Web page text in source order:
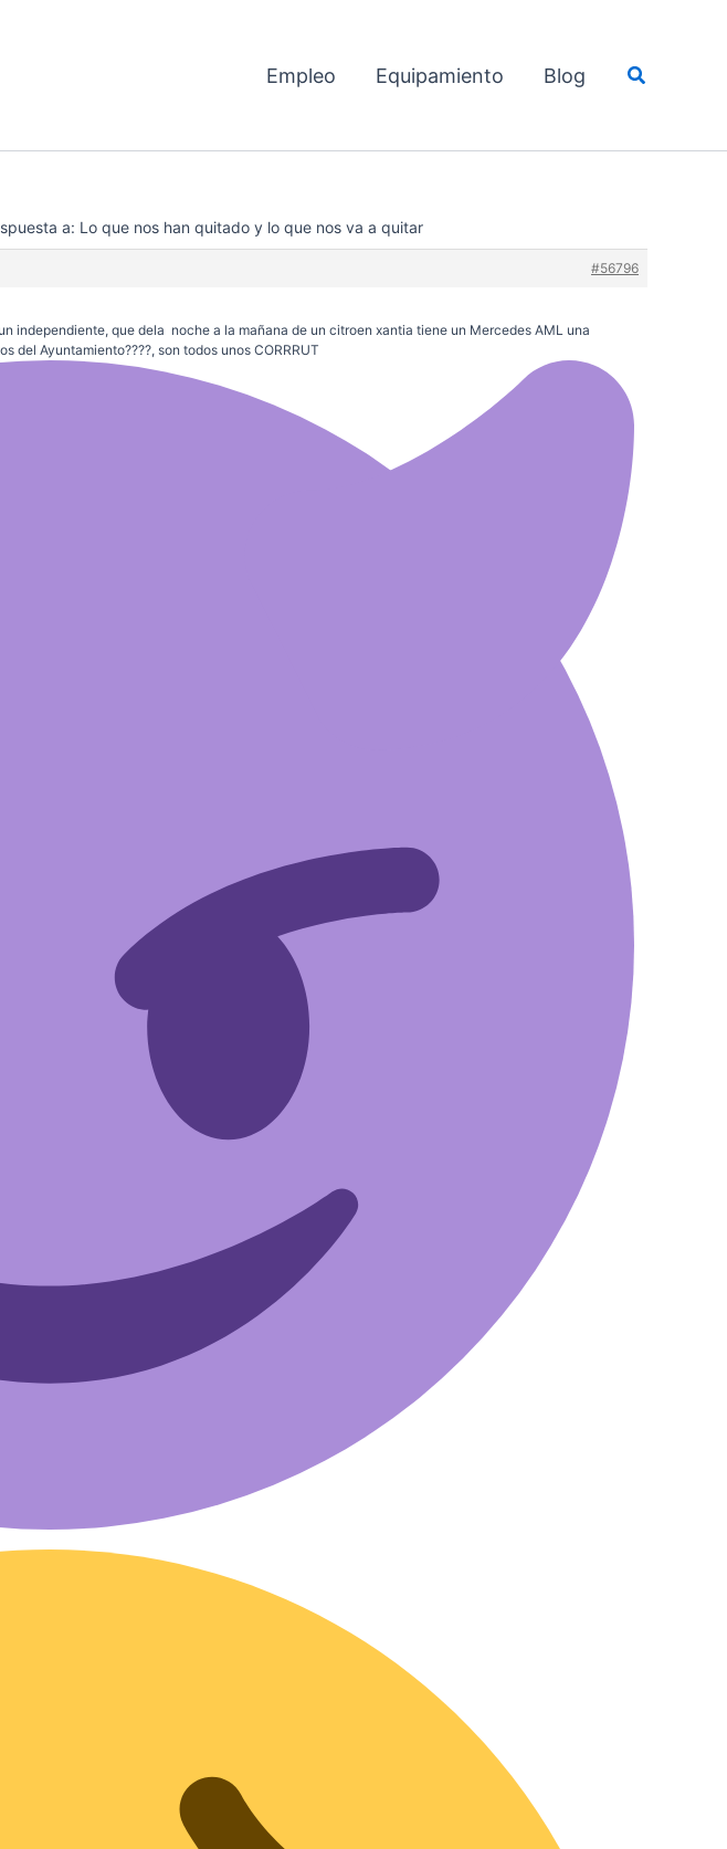
Empleo Equipamiento Blog Buscar
a: Lo que nos han quitado y lo que nos va a quitar
#56796
independiente, que dela noche a la mañana de un citroen xantia tiene un Mercedes AML una
del Ayuntamiento????, son todos unos CORRRUT